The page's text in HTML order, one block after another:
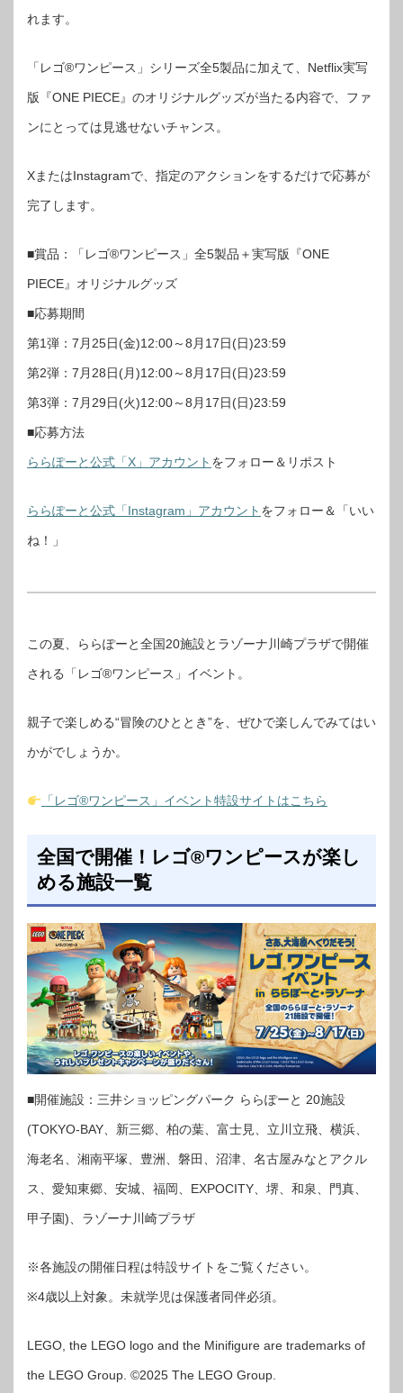
れます。
「レゴ®ワンピース」シリーズ全5製品に加えて、Netflix実写
版『ONE PIECE』のオリジナルグッズが当たる内容で、ファ
ンにとっては見逃せないチャンス。
XまたはInstagramで、指定のアクションをするだけで応募が
完了します。
■賞品：「レゴ®ワンピース」全5製品＋実写版『ONE
PIECE』オリジナルグッズ
■応募期間
第1弾：7月25日(金)12:00～8月17日(日)23:59
第2弾：7月28日(月)12:00～8月17日(日)23:59
第3弾：7月29日(火)12:00～8月17日(日)23:59
■応募方法
ららぽーと公式「X」​アカウント をフォロー＆リポスト​
ららぽーと公式「Instagram」​アカウント をフォロー＆「いい
ね！」​
この夏、ららぽーと全国20施設とラゾーナ川崎プラザで開催
される「レゴ®ワンピース」イベント。
親子で楽しめる“冒険のひととき”を、ぜひで楽しんでみてはい
かがでしょうか。
「レゴ®ワンピース」イベント特設サイトはこちら
全国で開催！レゴ®ワンピースが楽し
める施設一覧
■開催施設：三井ショッピングパーク ららぽーと 20施設
(TOKYO-BAY、新三郷、柏の葉、富士見、立川立飛、横浜、
海老名、湘南平塚、豊洲、磐田、沼津、名古屋みなとアクル
ス、愛知東郷、安城、福岡、EXPOCITY、堺、和泉、門真、
甲子園)、ラゾーナ川崎プラザ
※各施設の開催日程は特設サイトをご覧ください。
※4歳以上対象。未就学児は保護者同伴必須。
LEGO, the LEGO logo and the Minifigure are trademarks of
the LEGO Group. ©2025 The LEGO Group.